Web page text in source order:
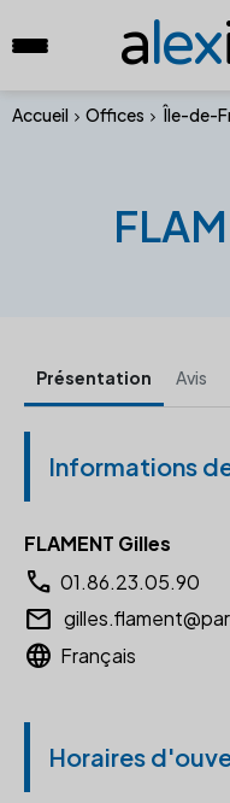
alex
Accueil Offices Île-de-
Présentation Avis
Informations
FLAMENT Gilles
call 01.86.23.05.90
email
language Français
Horaires